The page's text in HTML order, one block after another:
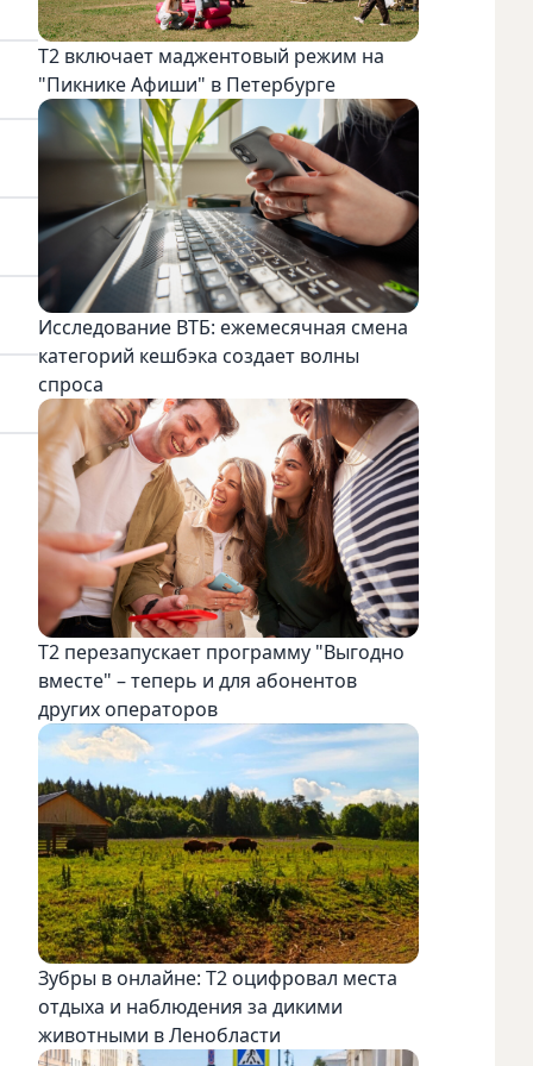
Т2 включает маджентовый режим на
"Пикнике Афиши" в Петербурге
Исследование ВТБ: ежемесячная смена
категорий кешбэка создает волны
спроса
Т2 перезапускает программу "Выгодно
вместе" – теперь и для абонентов
других операторов
Зубры в онлайне: Т2 оцифровал места
отдыха и наблюдения за дикими
животными в Ленобласти